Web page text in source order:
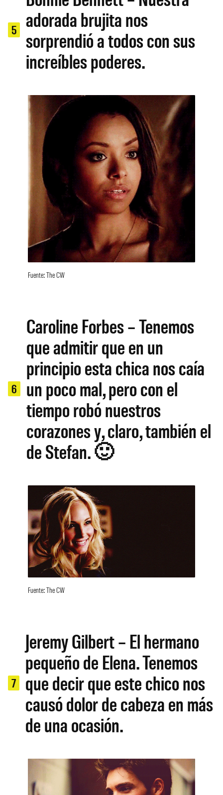
5
adorada brujita nos
sorprendió a todos con sus
increíbles poderes.
Fuente: The CW
6
Caroline Forbes – Tenemos
que admitir que en un
principio esta chica nos caía
un poco mal, pero con el
tiempo robó nuestros
corazones y, claro, también el
de Stefan. 🙂
Fuente: The CW
7
Jeremy Gilbert – El hermano
pequeño de Elena. Tenemos
que decir que este chico nos
causó dolor de cabeza en más
de una ocasión.